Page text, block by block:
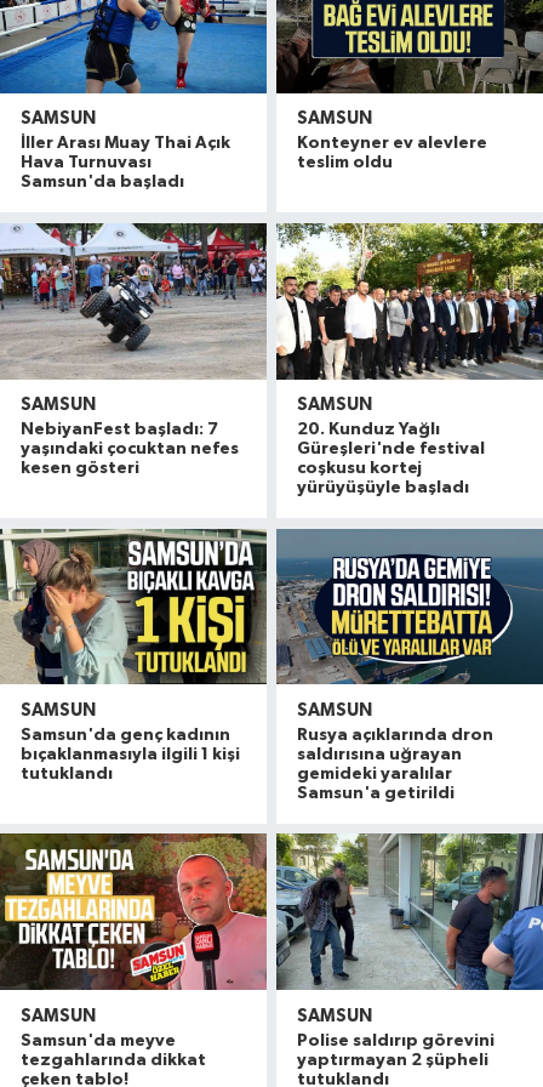
SAMSUN
İller Arası Muay Thai Açık
Hava Turnuvası
Samsun'da başladı
SAMSUN
Konteyner ev alevlere
teslim oldu
SAMSUN
NebiyanFest başladı: 7
yaşındaki çocuktan nefes
kesen gösteri
SAMSUN
20. Kunduz Yağlı
Güreşleri'nde festival
coşkusu kortej
yürüyüşüyle başladı
SAMSUN
Samsun'da genç kadının
bıçaklanmasıyla ilgili 1 kişi
tutuklandı
SAMSUN
Rusya açıklarında dron
saldırısına uğrayan
gemideki yaralılar
Samsun'a getirildi
SAMSUN
Samsun'da meyve
tezgahlarında dikkat
çeken tablo!
SAMSUN
Polise saldırıp görevini
yaptırmayan 2 şüpheli
tutuklandı